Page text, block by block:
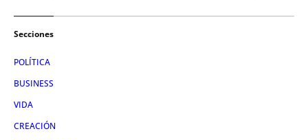
Secciones
POLÍTICA
BUSINESS
VIDA
CREACIÓN